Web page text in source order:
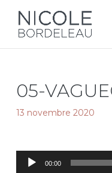
05-
13 novembre 2020
Lecteur
audio
00:00